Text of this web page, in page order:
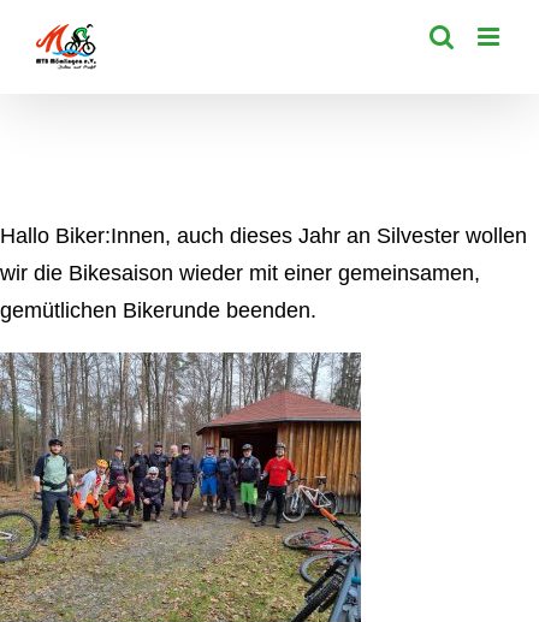
Inhalt
Hallo Biker:Innen, auch dieses Jahr an Silvester wollen
wir die Bikesaison wieder mit einer gemeinsamen,
gemütlichen Bikerunde beenden.